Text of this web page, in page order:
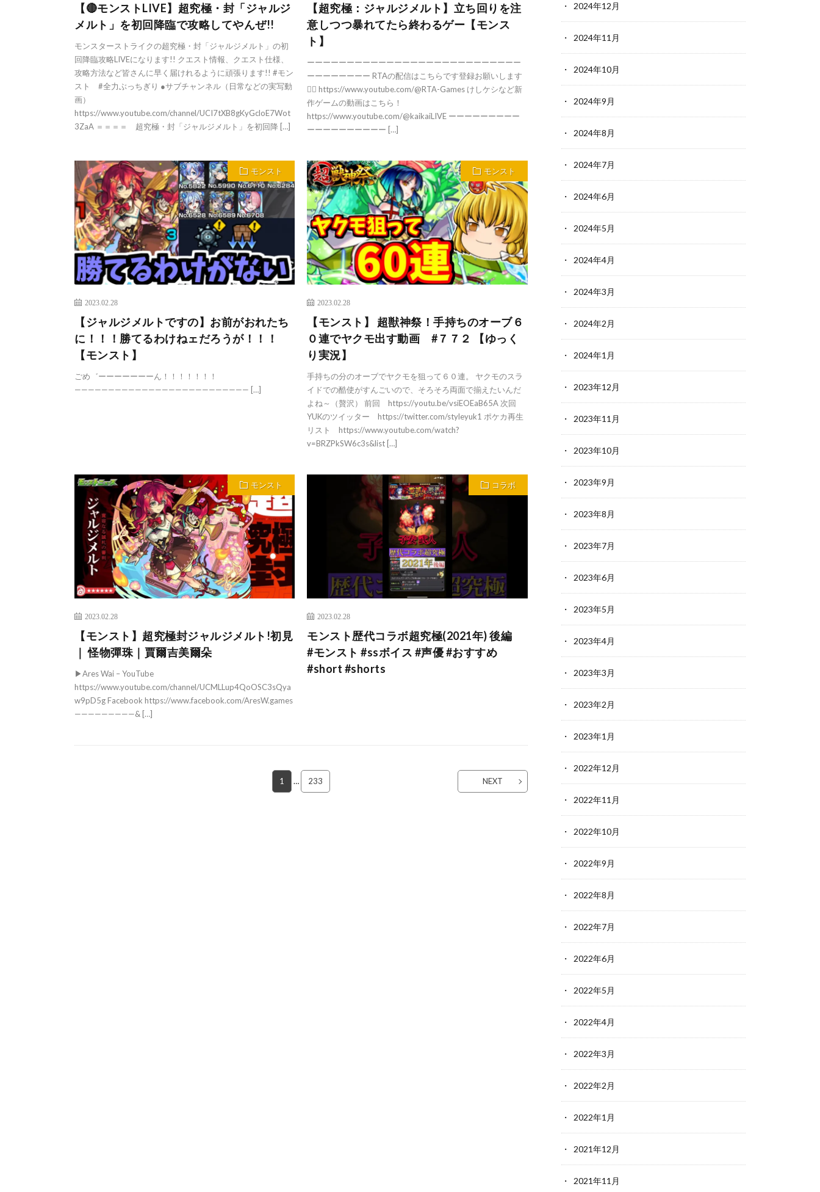
【🔴モンストLIVE】超究極・封「ジャルジ
メルト」を初回降臨で攻略してやんぜ!!
モンスターストライクの超究極・封「ジャルジメルト」の初
回降臨攻略LIVEになります!! クエスト情報、クエスト仕様、
攻略方法など皆さんに早く届けれるように頑張ります!! #モン
スト #全力ぶっちぎり ●サブチャンネル（日常などの実写動
画）
https://www.youtube.com/channel/UCI7tXB8gKyGcloE7Wot
3ZaA ＝＝＝＝ 超究極・封「ジャルジメルト」を初回降 […]
【超究極：ジャルジメルト】立ち回りを注
意しつつ暴れてたら終わるゲー【モンス
ト】
ーーーーーーーーーーーーーーーーーーーーーーーーーーー
ーーーーーーーー RTAの配信はこちらです登録お願いします
🙇‍♂️ https://www.youtube.com/@RTA-Games けしケシなど新
作ゲームの動画はこちら！
https://www.youtube.com/@kaikaiLIVE ーーーーーーーーー
ーーーーーーーーーー […]
モンスト
2023.02.28
【ジャルジメルトですの】お前がおれたち
に！！！勝てるわけねェだろうが！！！
【モンスト】
ごめ゛ーーーーーーーん！！！！！！！
—————————————————————————— […]
モンスト
2023.02.28
【モンスト】 超獣神祭！手持ちのオーブ６
０連でヤクモ出す動画 #７７２ 【ゆっく
り実況】
手持ちの分のオーブでヤクモを狙って６０連。 ヤクモのスラ
イドでの酷使がすんごいので、そろそろ両面で揃えたいんだ
よね～（贅沢） 前回 https://youtu.be/vsiEOEaB65A 次回
YUKのツイッター https://twitter.com/styleyuk1 ポケカ再生
リスト https://www.youtube.com/watch?
v=BRZPkSW6c3s&list […]
モンスト
2023.02.28
【モンスト】超究極封ジャルジメルト!初見
｜ 怪物彈珠｜賈爾吉美爾朵
▶Ares Wai – YouTube
https://www.youtube.com/channel/UCMLLup4QoOSC3sQya
w9pD5g Facebook https://www.facebook.com/AresW.games
—————————& […]
コラボ
2023.02.28
モンスト歴代コラボ超究極(2021年) 後編
#モンスト #ssボイス #声優 #おすすめ
#short #shorts
1 … 233 NEXT
2024年12月
2024年11月
2024年10月
2024年9月
2024年8月
2024年7月
2024年6月
2024年5月
2024年4月
2024年3月
2024年2月
2024年1月
2023年12月
2023年11月
2023年10月
2023年9月
2023年8月
2023年7月
2023年6月
2023年5月
2023年4月
2023年3月
2023年2月
2023年1月
2022年12月
2022年11月
2022年10月
2022年9月
2022年8月
2022年7月
2022年6月
2022年5月
2022年4月
2022年3月
2022年2月
2022年1月
2021年12月
2021年11月